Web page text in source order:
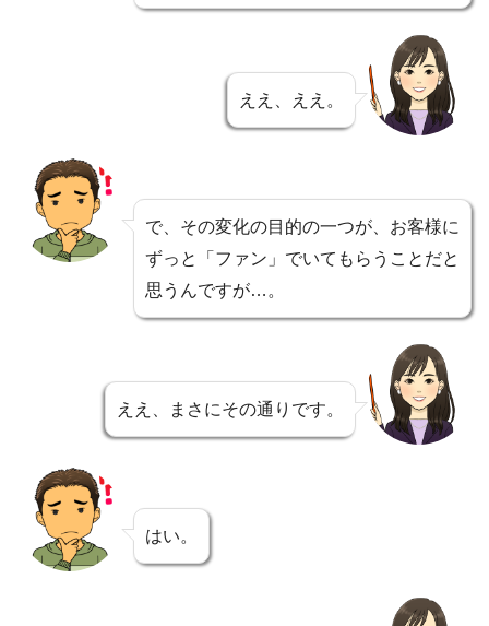
ええ、ええ。
で、その変化の目的の一つが、お客様に
ずっと「ファン」でいてもらうことだと
思うんですが…。
ええ、まさにその通りです。
はい。